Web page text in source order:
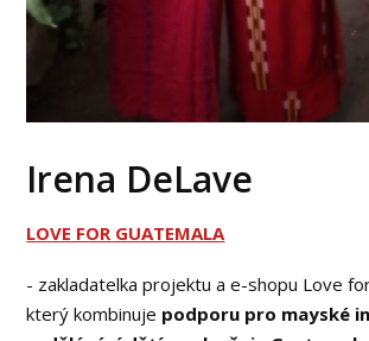
Irena DeLave
LOVE FOR GUATEMALA
- zakladatelka projektu a e-shopu Love
který kombinuje podporu pro mayské